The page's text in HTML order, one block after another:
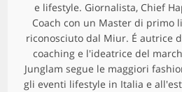
e lifestyle. Giornalista, Chief
Coach con un Master di primo
riconosciuto dal Miur. É autrice
coaching e l'ideatrice del
Junglam segue le maggiori
gli eventi lifestyle in Italia e